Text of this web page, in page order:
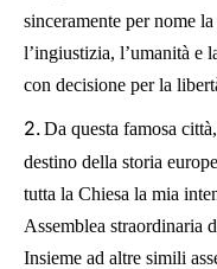
sinceramente per nome
l’ingiustizia, l’umanità e
con decisione per la
2.Da questa famosa
destino della storia
tutta la Chiesa la mia
Assemblea straordinaria
Insieme ad altre simili